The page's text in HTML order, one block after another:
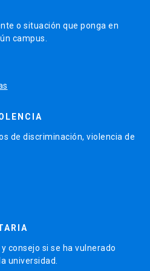
o situación que ponga en
campus.
de discriminación, violencia de
consejo si se ha vulnerado
universidad.